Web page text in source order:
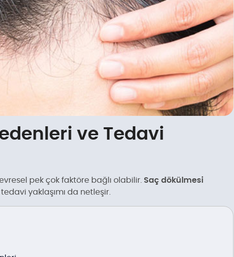
ve Tedavi
pek çok faktöre bağlı olabilir. Saç dökülmesi
yaklaşımı da netleşir.